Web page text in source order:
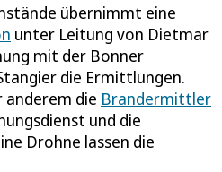
übernimmt eine
unter Leitung von Dietmar
mit der Bonner
die Ermittlungen.
anderem die Brandermittler
und die
Drohne lassen die